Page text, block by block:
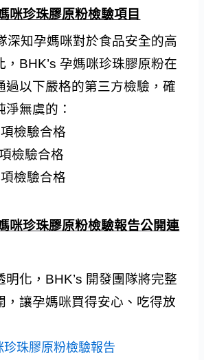
咪珍珠膠原粉檢驗項目
深知孕媽咪對於食品安全的高
，BHK’s 孕媽咪珍珠膠原粉在
過以下嚴格的第三方檢驗，確
無虞的：
檢驗合格
檢驗合格
檢驗合格
咪珍珠膠原粉檢驗報告公開連
明化，BHK’s 開發團隊將完整
，讓孕媽咪買得安心、吃得放
珍珠膠原粉檢驗報告